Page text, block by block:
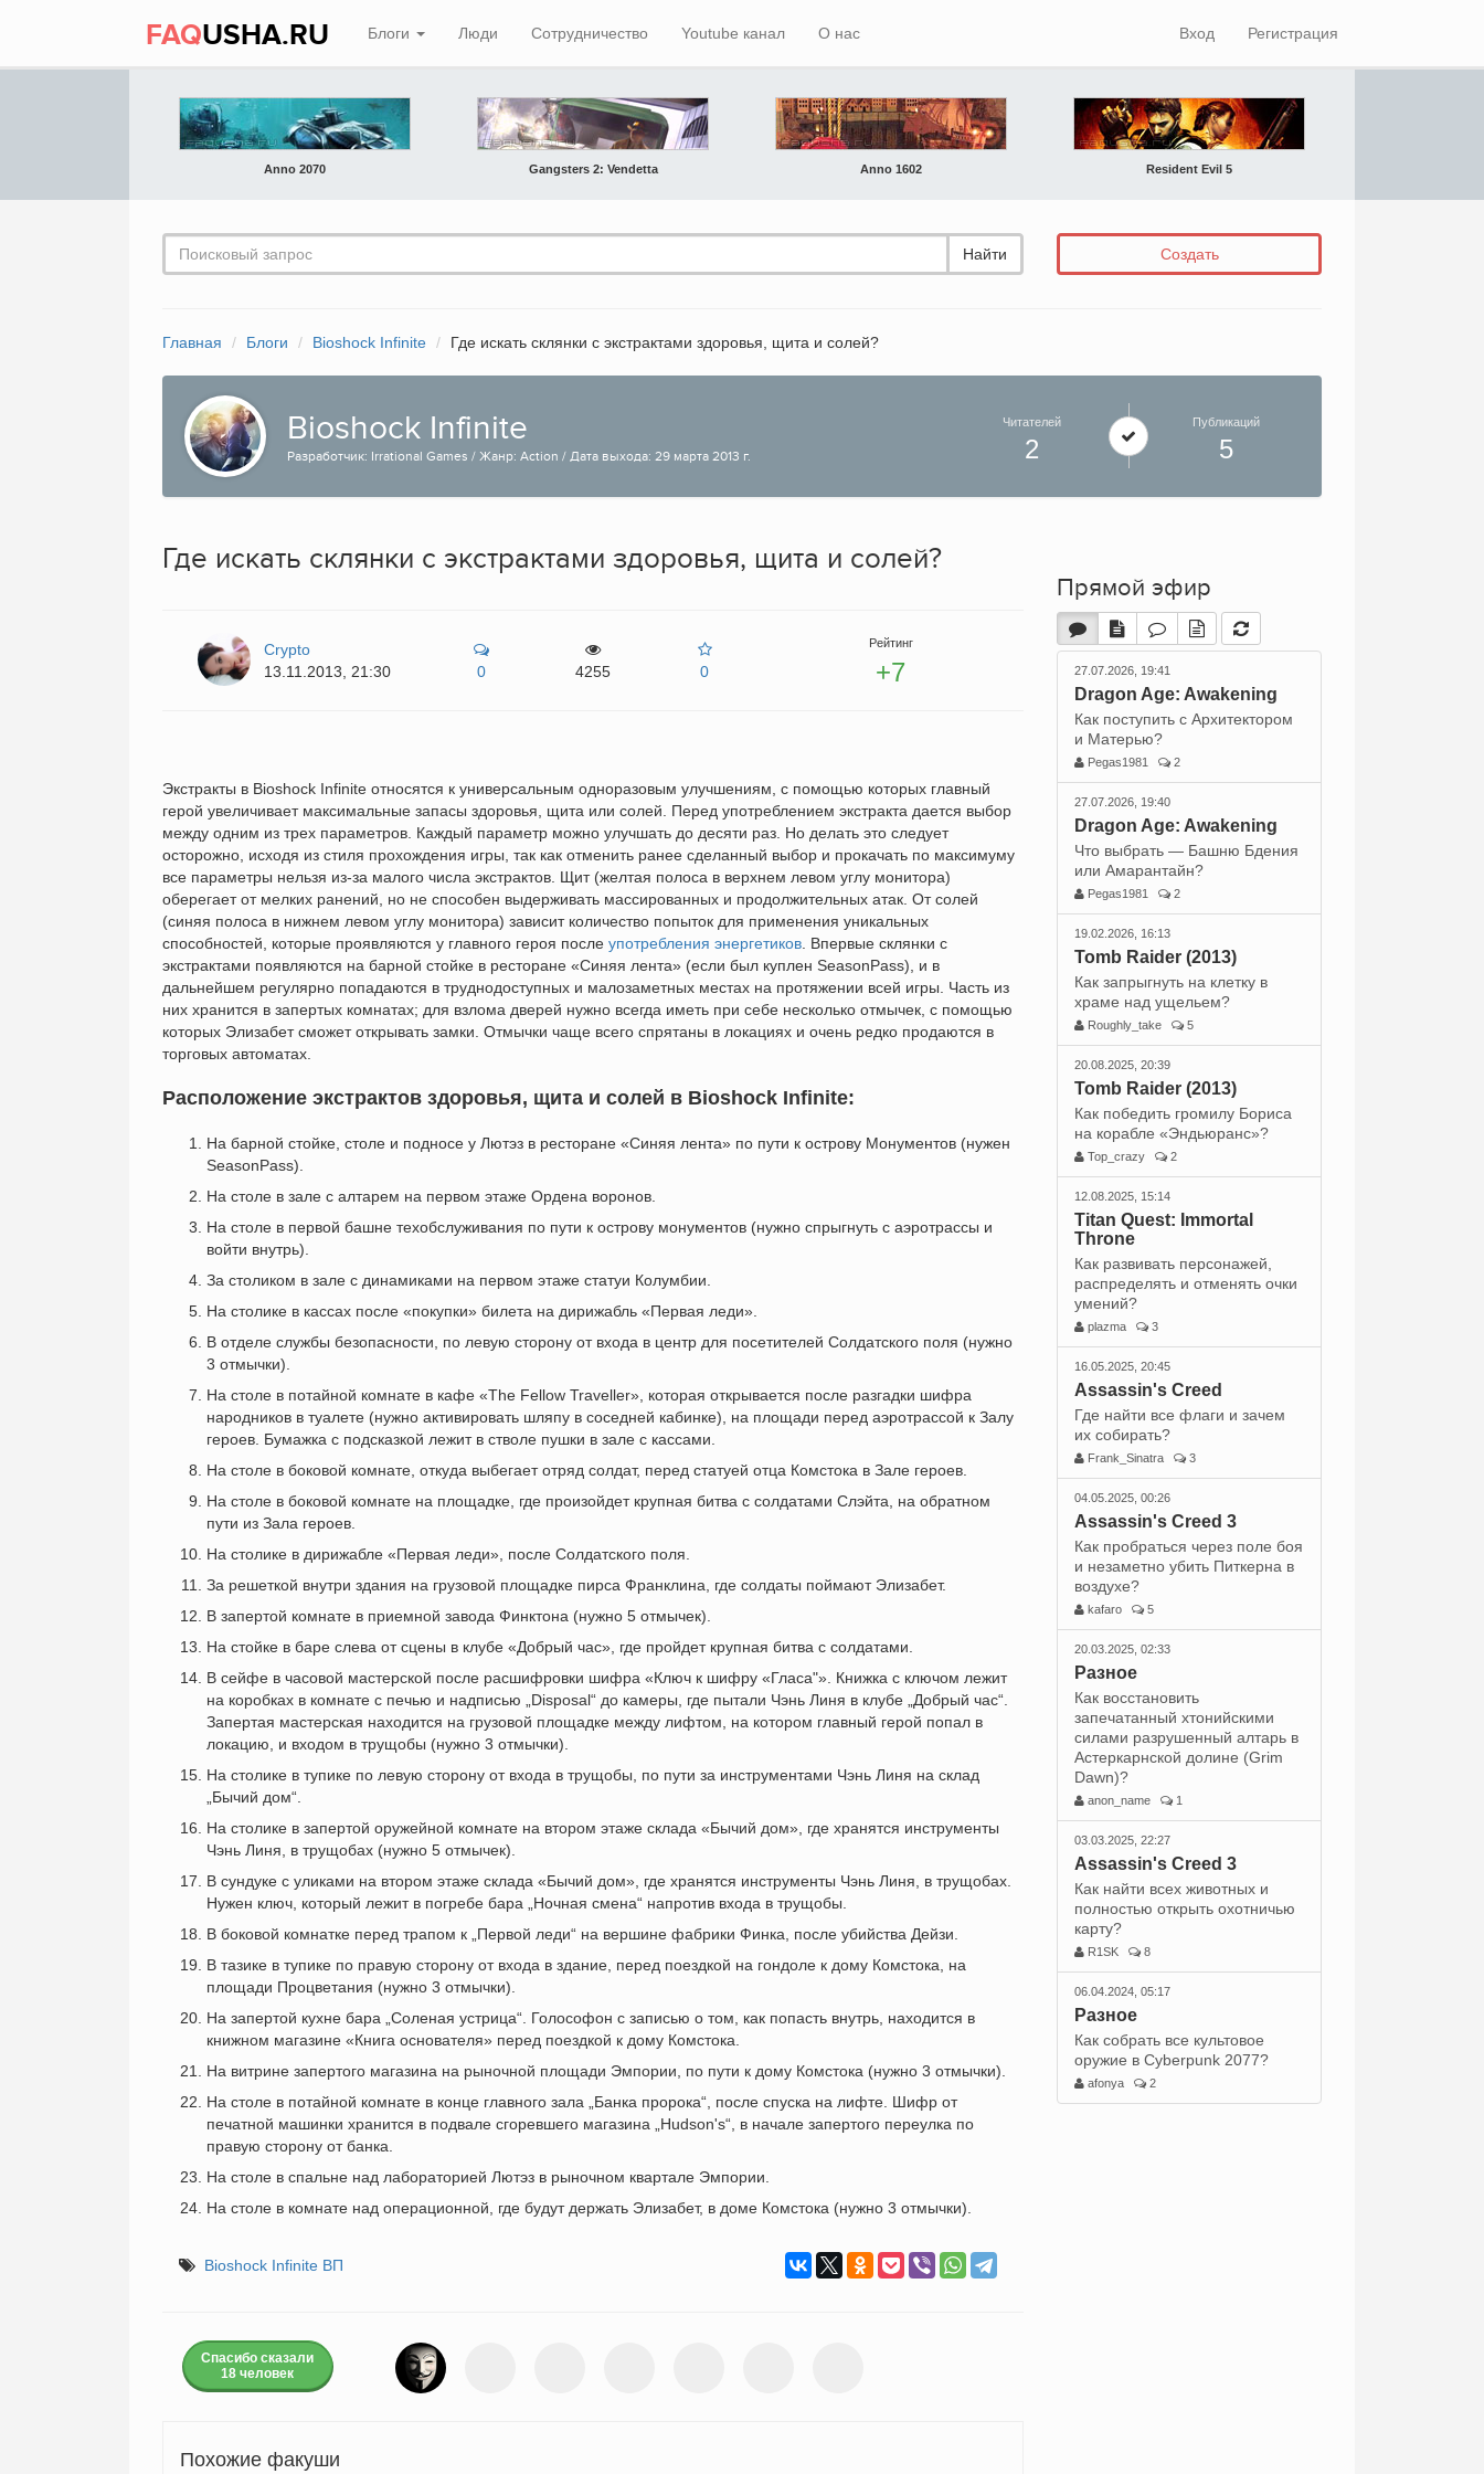
FAQUSHA.RU Блоги Люди Сотрудничество Youtube канал О нас Вход Регистрация
Anno 2070 Gangsters 2: Vendetta Anno 1602 Resident Evil 5
Найти Создать
Главная Блоги Bioshock Infinite Где искать склянки с экстрактами здоровья, щита и солей?
Bioshock Infinite
Разработчик: Irrational Games / Жанр: Action / Дата выхода: 29 марта 2013 г.
Читателей
2
Публикаций
5
Где искать склянки с экстрактами здоровья, щита и солей?
Crypto
13.11.2013, 21:30
0 4255 0
Рейтинг
+7
Экстракты в Bioshock Infinite относятся к универсальным одноразовым улучшениям, с помощью которых главный
герой увеличивает максимальные запасы здоровья, щита или солей. Перед употреблением экстракта дается выбор
между одним из трех параметров. Каждый параметр можно улучшать до десяти раз. Но делать это следует
осторожно, исходя из стиля прохождения игры, так как отменить ранее сделанный выбор и прокачать по максимуму
все параметры нельзя из-за малого числа экстрактов. Щит (желтая полоса в верхнем левом углу монитора)
оберегает от мелких ранений, но не способен выдерживать массированных и продолжительных атак. От солей
(синяя полоса в нижнем левом углу монитора) зависит количество попыток для применения уникальных
способностей, которые проявляются у главного героя после употребления энергетиков . Впервые склянки с
экстрактами появляются на барной стойке в ресторане «Синяя лента» (если был куплен SeasonPass), и в
дальнейшем регулярно попадаются в труднодоступных и малозаметных местах на протяжении всей игры. Часть из
них хранится в запертых комнатах; для взлома дверей нужно всегда иметь при себе несколько отмычек, с помощью
которых Элизабет сможет открывать замки. Отмычки чаще всего спрятаны в локациях и очень редко продаются в
торговых автоматах.
Расположение экстрактов здоровья, щита и солей в Bioshock Infinite:
На барной стойке, столе и подносе у Лютэз в ресторане «Синяя лента» по пути к острову Монументов (нужен
SeasonPass).
На столе в зале с алтарем на первом этаже Ордена воронов.
На столе в первой башне техобслуживания по пути к острову монументов (нужно спрыгнуть с аэротрассы и
войти внутрь).
За столиком в зале с динамиками на первом этаже статуи Колумбии.
На столике в кассах после «покупки» билета на дирижабль «Первая леди».
В отделе службы безопасности, по левую сторону от входа в центр для посетителей Солдатского поля (нужно
3 отмычки).
На столе в потайной комнате в кафе «The Fellow Traveller», которая открывается после разгадки шифра
народников в туалете (нужно активировать шляпу в соседней кабинке), на площади перед аэротрассой к Залу
героев. Бумажка с подсказкой лежит в стволе пушки в зале с кассами.
На столе в боковой комнате, откуда выбегает отряд солдат, перед статуей отца Комстока в Зале героев.
На столе в боковой комнате на площадке, где произойдет крупная битва с солдатами Слэйта, на обратном
пути из Зала героев.
На столике в дирижабле «Первая леди», после Солдатского поля.
За решеткой внутри здания на грузовой площадке пирса Франклина, где солдаты поймают Элизабет.
В запертой комнате в приемной завода Финктона (нужно 5 отмычек).
На стойке в баре слева от сцены в клубе «Добрый час», где пройдет крупная битва с солдатами.
В сейфе в часовой мастерской после расшифровки шифра «Ключ к шифру «Гласа"». Книжка с ключом лежит
на коробках в комнате с печью и надписью „Disposal“ до камеры, где пытали Чэнь Линя в клубе „Добрый час“.
Запертая мастерская находится на грузовой площадке между лифтом, на котором главный герой попал в
локацию, и входом в трущобы (нужно 3 отмычки).
На столике в тупике по левую сторону от входа в трущобы, по пути за инструментами Чэнь Линя на склад
„Бычий дом“.
На столике в запертой оружейной комнате на втором этаже склада «Бычий дом», где хранятся инструменты
Чэнь Линя, в трущобах (нужно 5 отмычек).
В сундуке с уликами на втором этаже склада «Бычий дом», где хранятся инструменты Чэнь Линя, в трущобах.
Нужен ключ, который лежит в погребе бара „Ночная смена“ напротив входа в трущобы.
В боковой комнатке перед трапом к „Первой леди“ на вершине фабрики Финка, после убийства Дейзи.
В тазике в тупике по правую сторону от входа в здание, перед поездкой на гондоле к дому Комстока, на
площади Процветания (нужно 3 отмычки).
На запертой кухне бара „Соленая устрица“. Голософон с записью о том, как попасть внутрь, находится в
книжном магазине «Книга основателя» перед поездкой к дому Комстока.
На витрине запертого магазина на рыночной площади Эмпории, по пути к дому Комстока (нужно 3 отмычки).
На столе в потайной комнате в конце главного зала „Банка пророка“, после спуска на лифте. Шифр от
печатной машинки хранится в подвале сгоревшего магазина „Hudson's“, в начале запертого переулка по
правую сторону от банка.
На столе в спальне над лабораторией Лютэз в рыночном квартале Эмпории.
На столе в комнате над операционной, где будут держать Элизабет, в доме Комстока (нужно 3 отмычки).
Bioshock Infinite ВП
Спасибо сказали
18 человек
Похожие факуши
Прямой эфир
27.07.2026, 19:41
Dragon Age: Awakening
Как поступить с Архитектором
и Матерью?
Pegas1981 2
27.07.2026, 19:40
Dragon Age: Awakening
Что выбрать — Башню Бдения
или Амарантайн?
Pegas1981 2
19.02.2026, 16:13
Tomb Raider (2013)
Как запрыгнуть на клетку в
храме над ущельем?
Roughly_take 5
20.08.2025, 20:39
Tomb Raider (2013)
Как победить громилу Бориса
на корабле «Эндьюранс»?
Top_crazy 2
12.08.2025, 15:14
Titan Quest: Immortal
Throne
Как развивать персонажей,
распределять и отменять очки
умений?
plazma 3
16.05.2025, 20:45
Assassin's Creed
Где найти все флаги и зачем
их собирать?
Frank_Sinatra 3
04.05.2025, 00:26
Assassin's Creed 3
Как пробраться через поле боя
и незаметно убить Питкерна в
воздухе?
kafaro 5
20.03.2025, 02:33
Разное
Как восстановить
запечатанный хтонийскими
силами разрушенный алтарь в
Астеркарнской долине (Grim
Dawn)?
anon_name 1
03.03.2025, 22:27
Assassin's Creed 3
Как найти всех животных и
полностью открыть охотничью
карту?
R1SK 8
06.04.2024, 05:17
Разное
Как собрать все культовое
оружие в Cyberpunk 2077?
afonya 2